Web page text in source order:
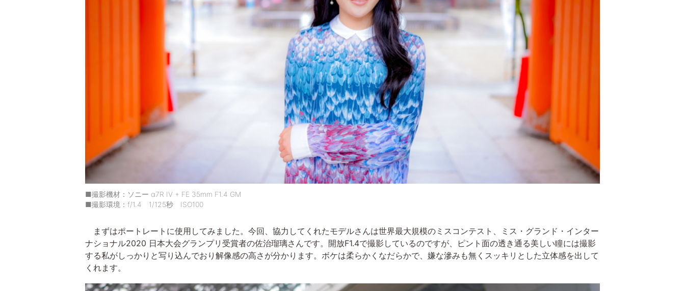
■撮影機材：ソニー α7R IV + FE 35mm F1.4 GM
■撮影環境：f/1.4 1/125秒 ISO100
まずはポートレートに使用してみました。今回、協力してくれたモデルさんは世界最大規模のミスコンテスト、ミス・グランド・インター
ナショナル2020 日本大会グランプリ受賞者の佐治瑠璃さんです。開放F1.4で撮影しているのですが、ピント面の透き通る美しい瞳には撮影
する私がしっかりと写り込んでおり解像感の高さが分かります。ボケは柔らかくなだらかで、嫌な滲みも無くスッキリとした立体感を出して
くれます。